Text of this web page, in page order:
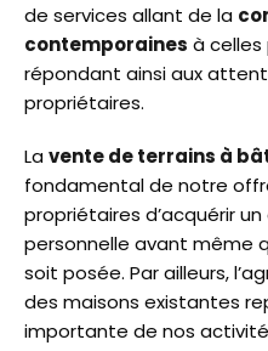
de services allant de la
contemporaines à celles
répondant ainsi aux
propriétaires.
Lavente de terrains à
fondamental de notre
propriétaires d’acquérir
personnelle avant même
soit posée. Par ailleurs,
des maisons existantes
importante de nos